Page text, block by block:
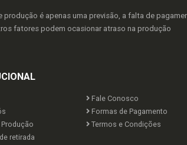
produção é apenas uma previsão, a falta de
fatores podem ocasionar atraso na produção
Fale Conosco
Formas de Pagamento
Termos e Condições
retirada